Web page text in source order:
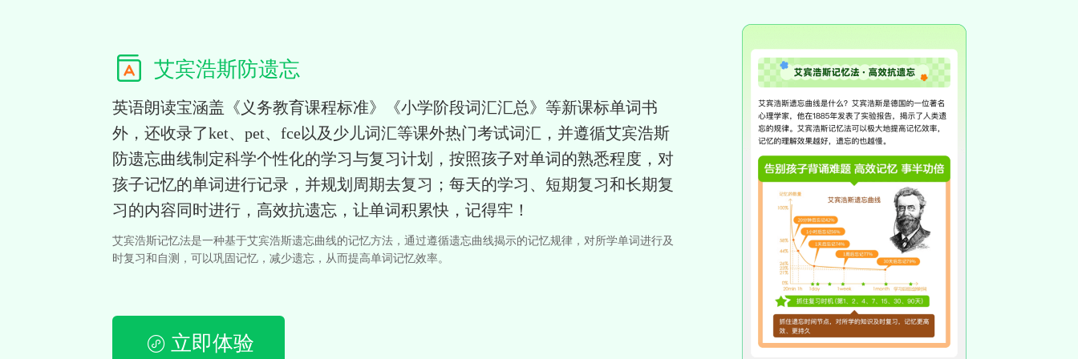
艾宾浩斯防遗忘
英语朗读宝涵盖《义务教育课程标准》《小学阶段词汇汇总》等新课标单词书
外，还收录了ket、pet、fce以及少儿词汇等课外热门考试词汇，并遵循艾宾浩斯
防遗忘曲线制定科学个性化的学习与复习计划，按照孩子对单词的熟悉程度，对
孩子记忆的单词进行记录，并规划周期去复习；每天的学习、短期复习和长期复
习的内容同时进行，高效抗遗忘，让单词积累快，记得牢！
艾宾浩斯记忆法‌是一种基于艾宾浩斯遗忘曲线的记忆方法，通过遵循遗忘曲线揭示的记忆规律，对所学单词进行及
时复习和自测，可以巩固记忆，减少遗忘，从而提高单词记忆效率。
立即体验